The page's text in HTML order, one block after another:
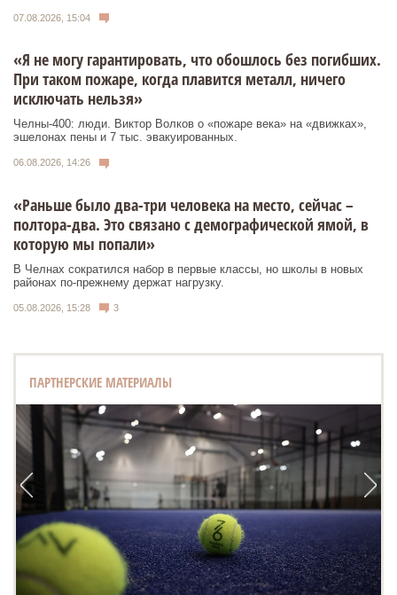
07.08.2026, 15:04
«Я не могу гарантировать, что обошлось без погибших.
При таком пожаре, когда плавится металл, ничего
исключать нельзя»
Челны-400: люди. Виктор Волков о «пожаре века» на «движках»,
эшелонах пены и 7 тыс. эвакуированных.
06.08.2026, 14:26
«Раньше было два-три человека на место, сейчас –
полтора-два. Это связано с демографической ямой, в
которую мы попали»
В Челнах сократился набор в первые классы, но школы в новых
районах по-прежнему держат нагрузку.
05.08.2026, 15:28 3
ПАРТНЕРСКИЕ МАТЕРИАЛЫ